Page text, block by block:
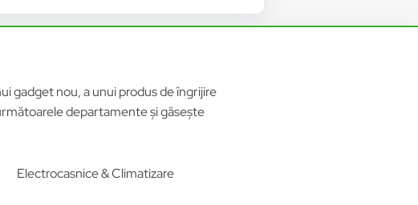
gadget nou, a unui produs de îngrijire
departamente și găsește
Electrocasnice & Climatizare